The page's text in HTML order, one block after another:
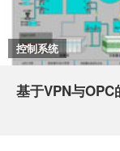
控制系统
基于VPN与